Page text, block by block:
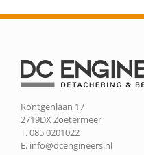
Röntgenlaan 17
2719DX Zoetermeer
T. 085 0201022
E. info@dcengineers.nl